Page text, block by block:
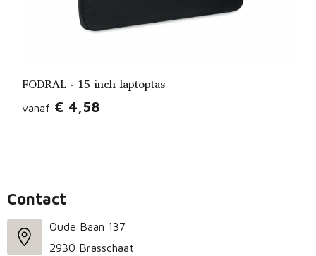
FODRAL - 15 inch laptoptas
vanaf € 4,58
Contact
Oude Baan 137
2930 Brasschaat